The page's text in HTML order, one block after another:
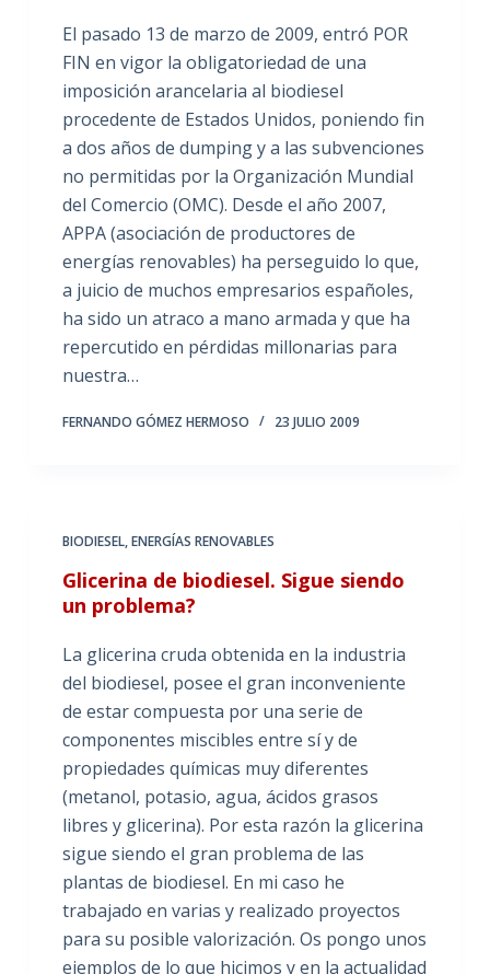
El pasado 13 de marzo de 2009, entró POR
FIN en vigor la obligatoriedad de una
imposición arancelaria al biodiesel
procedente de Estados Unidos, poniendo fin
a dos años de dumping y a las subvenciones
no permitidas por la Organización Mundial
del Comercio (OMC). Desde el año 2007,
APPA (asociación de productores de
energías renovables) ha perseguido lo que,
a juicio de muchos empresarios españoles,
ha sido un atraco a mano armada y que ha
repercutido en pérdidas millonarias para
nuestra…
FERNANDO GÓMEZ HERMOSO 23 JULIO 2009
BIODIESEL,ENERGÍAS RENOVABLES
Glicerina de biodiesel. Sigue siendo
un problema?
La glicerina cruda obtenida en la industria
del biodiesel, posee el gran inconveniente
de estar compuesta por una serie de
componentes miscibles entre sí y de
propiedades químicas muy diferentes
(metanol, potasio, agua, ácidos grasos
libres y glicerina). Por esta razón la glicerina
sigue siendo el gran problema de las
plantas de biodiesel. En mi caso he
trabajado en varias y realizado proyectos
para su posible valorización. Os pongo unos
ejemplos de lo que hicimos y en la actualidad